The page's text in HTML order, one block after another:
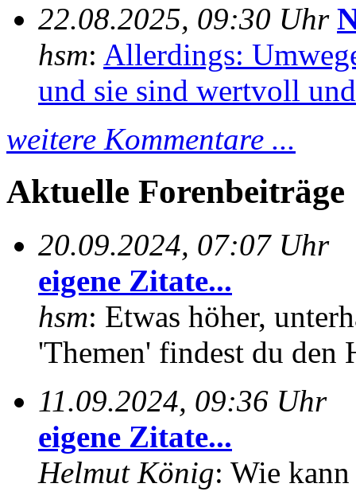
22.08.2025, 09:30 Uhr
hsm: Allerdings:
und sie sind wertvoll
weitere Kommentare ...
Aktuelle Forenbeiträge
20.09.2024, 07:07 Uhr
eigene Zitate...
hsm: Etwas höher,
'Themen' findest du den
11.09.2024, 09:36 Uhr
eigene Zitate...
Helmut König: Wie